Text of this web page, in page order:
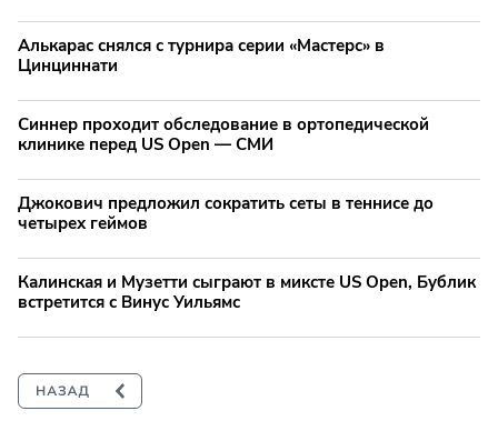
Алькарас снялся с турнира серии «Мастерс» в
Цинциннати
Синнер проходит обследование в ортопедической
клинике перед US Open — СМИ
Джокович предложил сократить сеты в теннисе до
четырех геймов
Калинская и Музетти сыграют в миксте US Open, Бублик
встретится с Винус Уильямс